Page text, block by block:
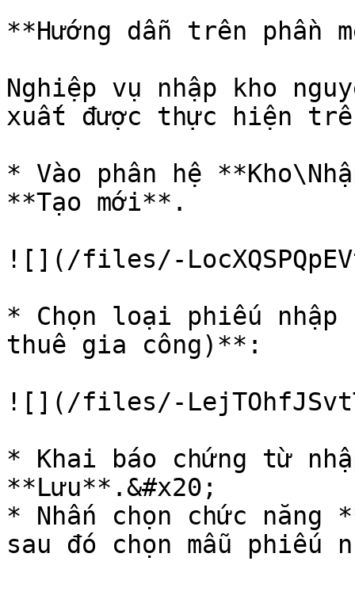
**Hướng dẫn trên phần
Nghiệp vụ nhập kho
xuất được thực hiện
* Vào phân hệ
**Tạo mới**.
![](/files/-
* Chọn loại phiếu nhập
thuê gia công)**:
![](/files/-
* Khai báo chứng từ
**Lưu**.&#x20;
* Nhấn chọn chức